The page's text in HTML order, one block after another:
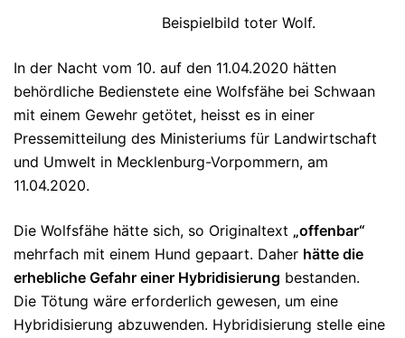
Beispielbild toter Wolf.
In der Nacht vom 10. auf den 11.04.2020 hätten
behördliche Bedienstete eine Wolfsfähe bei Schwaan
mit einem Gewehr getötet, heisst es in einer
Pressemitteilung des Ministeriums für Landwirtschaft
und Umwelt in Mecklenburg-Vorpommern, am
11.04.2020.
Die Wolfsfähe hätte sich, so Originaltext „offenbar“
mehrfach mit einem Hund gepaart. Daher hätte die
erhebliche Gefahr einer Hybridisierung bestanden.
Die Tötung wäre erforderlich gewesen, um eine
Hybridisierung abzuwenden. Hybridisierung stelle eine